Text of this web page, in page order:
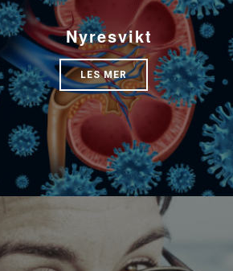
Nyresvikt
LES MER